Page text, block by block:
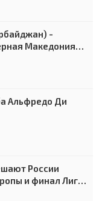
-
Македония) -
Альфредо Ди
России
и финал Лиги